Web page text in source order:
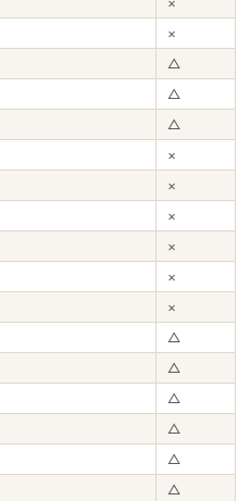
×
△
△
△
×
×
×
×
×
×
△
△
△
△
△
△